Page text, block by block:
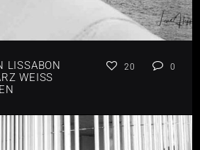
LISSABON
WEISS I
20 0